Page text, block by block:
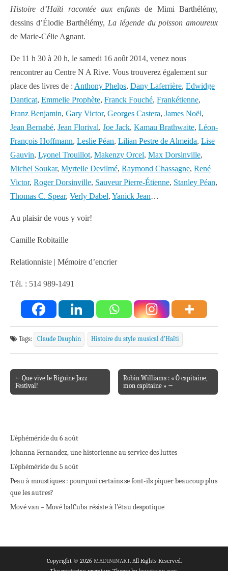
Histoire d’Haïti racontée aux enfants de Mimi Barthélémy,
dessins d’Élodie Barthélémy, La légende du poisson amoureux
de Marie-Célie Agnant.
De 11 h 30 à 20 h, le samedi 16 août 2014, venez nous
rencontrer au Centre N A Rive. Vous trouverez également sur
place des livres de : Anthony Phelps, Dany Laferrière, Edwidge
Danticat, Emmelie Prophète, Franck Fouché, Frankétienne,
Franz Benjamin, Gary Victor, Georges Castera, James Noël,
Jean Bernabé, Jean Florival, Joe Jack, Kamau Brathwaite, Léon-
François Hoffmann, Leslie Péan, Lilian Pestre de Almeida, Lise
Gauvin, Lyonel Trouillot, Makenzy Orcel, Max Dorsinville,
Michel Soukar, Myrtelle Devilmé, Raymond Chassagne, René
Victor, Roger Dorsinville, Sauveur Pierre-Étienne, Stanley Péan,
Thomas C. Spear, Verly Dabel, Yanick Jean…
Au plaisir de vous y voir!
Camille Robitaille
Relationniste | Mémoire d’encrier
Tél. : 514 989-1491
Tags: Claude Dauphin Histoire du style musical d'Haïti
Post navigation
← Que vive le Biguine Jazz
Festival!
Robin Williams : « Ô capitaine,
mon capitaine » →
L’éphéméride du 6 août
Johanna Fernandez, une historienne au service des luttes
L’éphéméride du 5 août
Peau à moustiques : pourquoi certains se font-ils piquer beaucoup plus
que les autres?
Mové van – Mové balCuba résiste à l’étau despotique
Copyright © 2026 MADININ'ART. All Rights Reserved.